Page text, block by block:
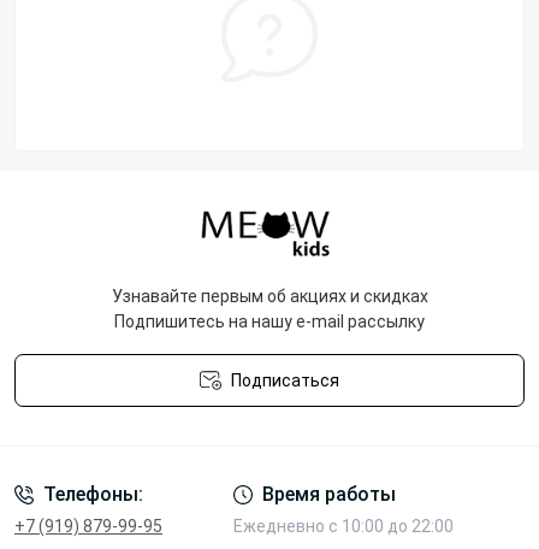
Узнавайте первым об акциях и скидках
Подпишитесь на нашу e-mail рассылку
Подписаться
Телефоны:
+7 (919) 879-99-95
Время работы
Ежедневно с 10:00 до 22:00